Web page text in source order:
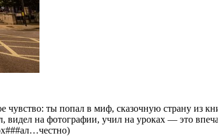
ты попал в миф, сказочную страну из
видел на фотографии, учил на уроках — это